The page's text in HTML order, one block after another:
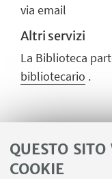
QUESTO
COOKIE
via email
Altri servizi
La Biblioteca
bibliotecario .